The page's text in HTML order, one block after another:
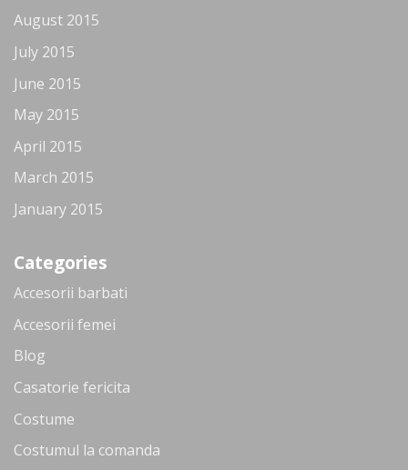
August 2015
July 2015
June 2015
May 2015
April 2015
March 2015
January 2015
Categories
Accesorii barbati
Accesorii femei
Blog
Casatorie fericita
Costume
Costumul la comanda